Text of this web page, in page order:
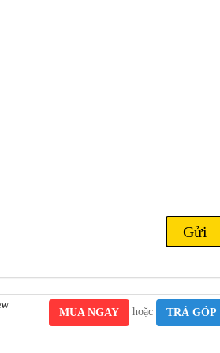
HDR, video 10-bit;
ra , chúng ta còn có các phiên bản khác ,
tùy chọn còn lại cũng có mặt lưng bằng kính,
MUA NGAY hoặc TRẢ GÓP